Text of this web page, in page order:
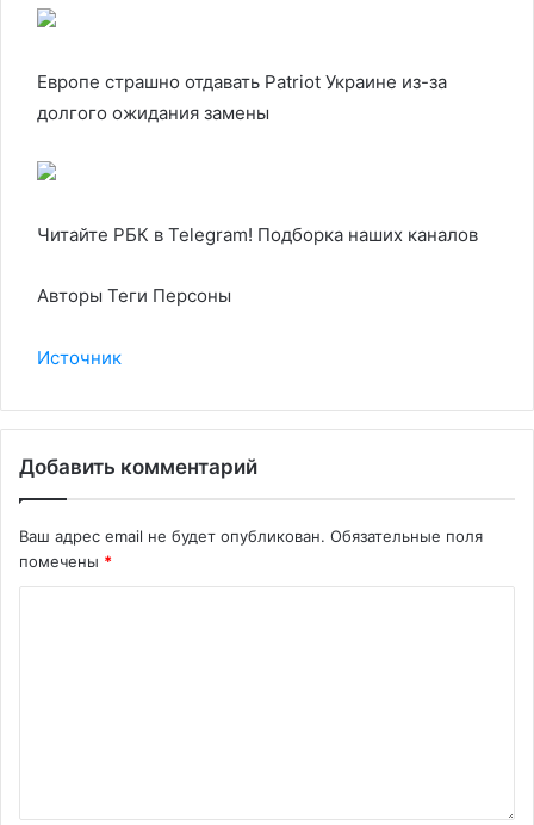
Европе страшно отдавать Patriot Украине из-за
долгого ожидания замены
Читайте РБК в Telegram! Подборка наших каналов
Авторы Теги Персоны
Источник
Добавить комментарий
Ваш адрес email не будет опубликован. Обязательные поля
помечены *